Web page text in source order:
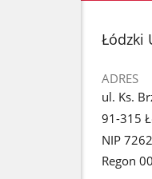
stopka
Łódzki
ADRES
ul. Ks.
91-315
NIP
Regon